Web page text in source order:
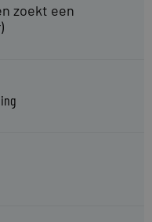
zoekt een